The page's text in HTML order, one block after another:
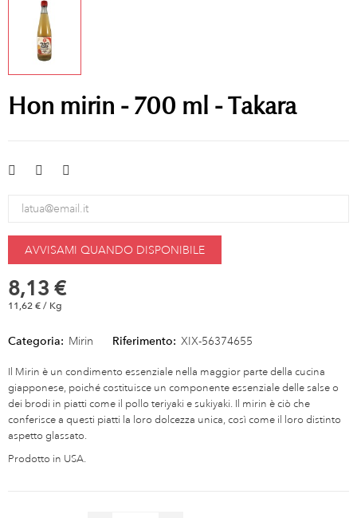
Hon mirin - 700 ml - Takara
AVVISAMI QUANDO DISPONIBILE
8,13 €
11,62 € / Kg
Categoria: Mirin Riferimento: XIX-56374655
Il Mirin è un condimento essenziale nella maggior parte della cucina
giapponese, poiché costituisce un componente essenziale delle salse o
dei brodi in piatti come il pollo teriyaki e sukiyaki. Il mirin è ciò che
conferisce a questi piatti la loro dolcezza unica, così come il loro distinto
aspetto glassato.
Prodotto in USA.